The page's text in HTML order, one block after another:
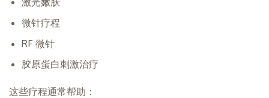
微针疗程
RF 微针
胶原蛋白刺激治疗
这些疗程通常帮助：